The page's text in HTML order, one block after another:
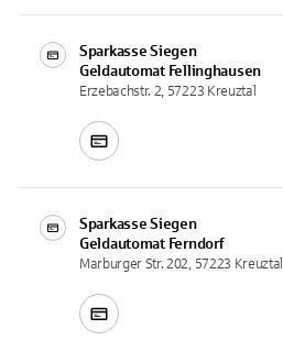
Sparkasse Siegen
Geldautomat Fellinghausen
Erzebachstr. 2, 57223 Kreuztal
Sparkasse Siegen
Geldautomat Ferndorf
Marburger Str. 202, 57223 Kreuztal